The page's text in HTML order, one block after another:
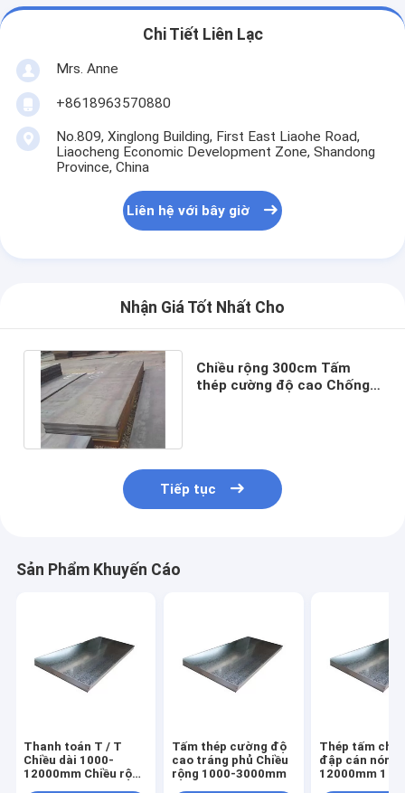
Chi Tiết Liên Lạc
Mrs. Anne
+8618963570880
No.809, Xinglong Building, First East Liaohe Road,
Liaocheng Economic Development Zone, Shandong
Province, China
Liên hệ với bây giờ
Nhận Giá Tốt Nhất Cho
Chiều rộng 300cm Tấm
thép cường độ cao Chống
Tiếp tục
Sản Phẩm Khuyến Cáo
Thanh toán T / T
Chiều dài 1000-
12000mm Chiều rộng
Tấm thép cường độ
cao tráng phủ Chiều
rộng 1000-3000mm
Thép tấm chịu
đập cán nóng
12000mm 1